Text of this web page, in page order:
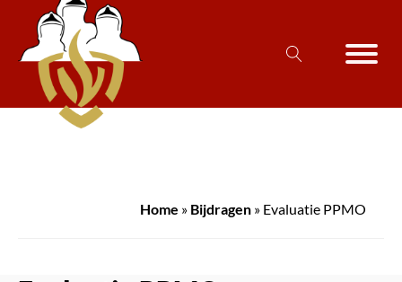
Home » Bijdragen » Evaluatie PPMO